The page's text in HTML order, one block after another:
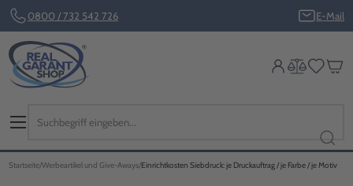
0800 / 732 542 726 E-Mail
Startseite Werbeartikel und Give-Aways Einrichtkosten Siebdruck: je Druckauftrag / je Farbe / je Motiv